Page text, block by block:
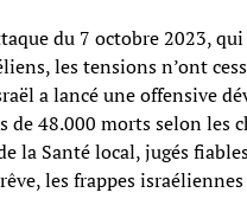
du 7 octobre 2023,
les tensions n’ont
a lancé une offensive
de 48.000 morts selon les
la Santé local, jugés
les frappes